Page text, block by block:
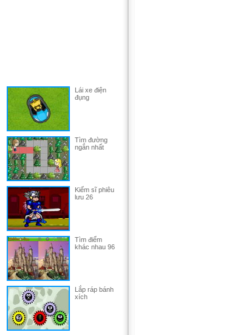
Lái xe điện
đụng
Tìm đường
ngắn nhất
Kiếm sĩ phiêu
lưu 26
Tìm điểm
khác nhau 96
Lắp ráp bánh
xích